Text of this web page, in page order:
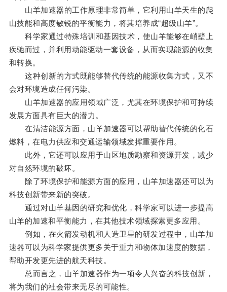
山羊加速器的工作原理非常简单，它利用山羊天生的爬
山技能和高度敏锐的平衡能力，将其培养成“超级山羊”。
科学家通过特殊培训和基因技术，使山羊能够在峭壁上
疾驰而过，并利用动能驱动一套设备，从而实现能源的收集
和转换。
这种创新的方式既能够替代传统的能源收集方式，又不
会对环境造成任何污染。
山羊加速器的应用领域广泛，尤其在环境保护和可持续
发展方面具有巨大的潜力。
在清洁能源方面，山羊加速器可以帮助替代传统的化石
燃料，在电力供应和交通运输领域发挥重要作用。
此外，它还可以应用于山区地质勘察和资源开发，减少
对自然环境的破坏。
除了环境保护和能源方面的应用，山羊加速器还可以为
科技创新带来新的突破。
通过对山羊基因的研究和优化，科学家可以进一步提高
山羊的加速和平衡能力，在其他技术领域探索更多应用。
例如，在火箭发动机和人造卫星的研发过程中，山羊加
速器可以为科学家提供更多关于重力和物体加速度的数据，
帮助开发更先进的航天科技。
总而言之，山羊加速器作为一项令人兴奋的科技创新，
将为我们的社会带来无尽的可能性。